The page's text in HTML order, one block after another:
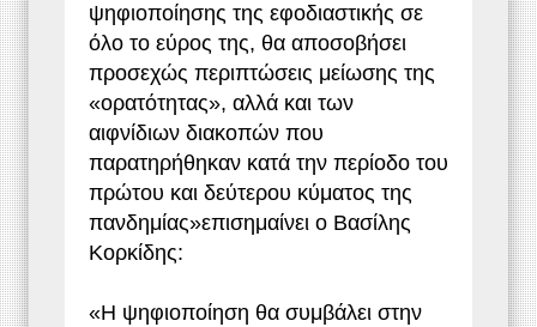
ψηφιοποίησης της εφοδιαστικής σε
όλο το εύρος της, θα αποσοβήσει
προσεχώς περιπτώσεις μείωσης της
«ορατότητας», αλλά και των
αιφνίδιων διακοπών που
παρατηρήθηκαν κατά την περίοδο του
πρώτου και δεύτερου κύματος της
πανδημίας»επισημαίνει ο Βασίλης
Κορκίδης:
«Η ψηφιοποίηση θα συμβάλει στην